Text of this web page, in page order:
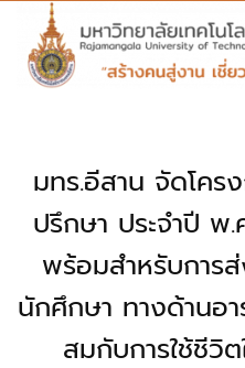
มทร.อีสาน จัดโคร
ปรึกษา ประจำปี พ
พร้อมสำหรับการ
นักศึกษา ทางด้านอา
สมกับการใช้ชีวิ